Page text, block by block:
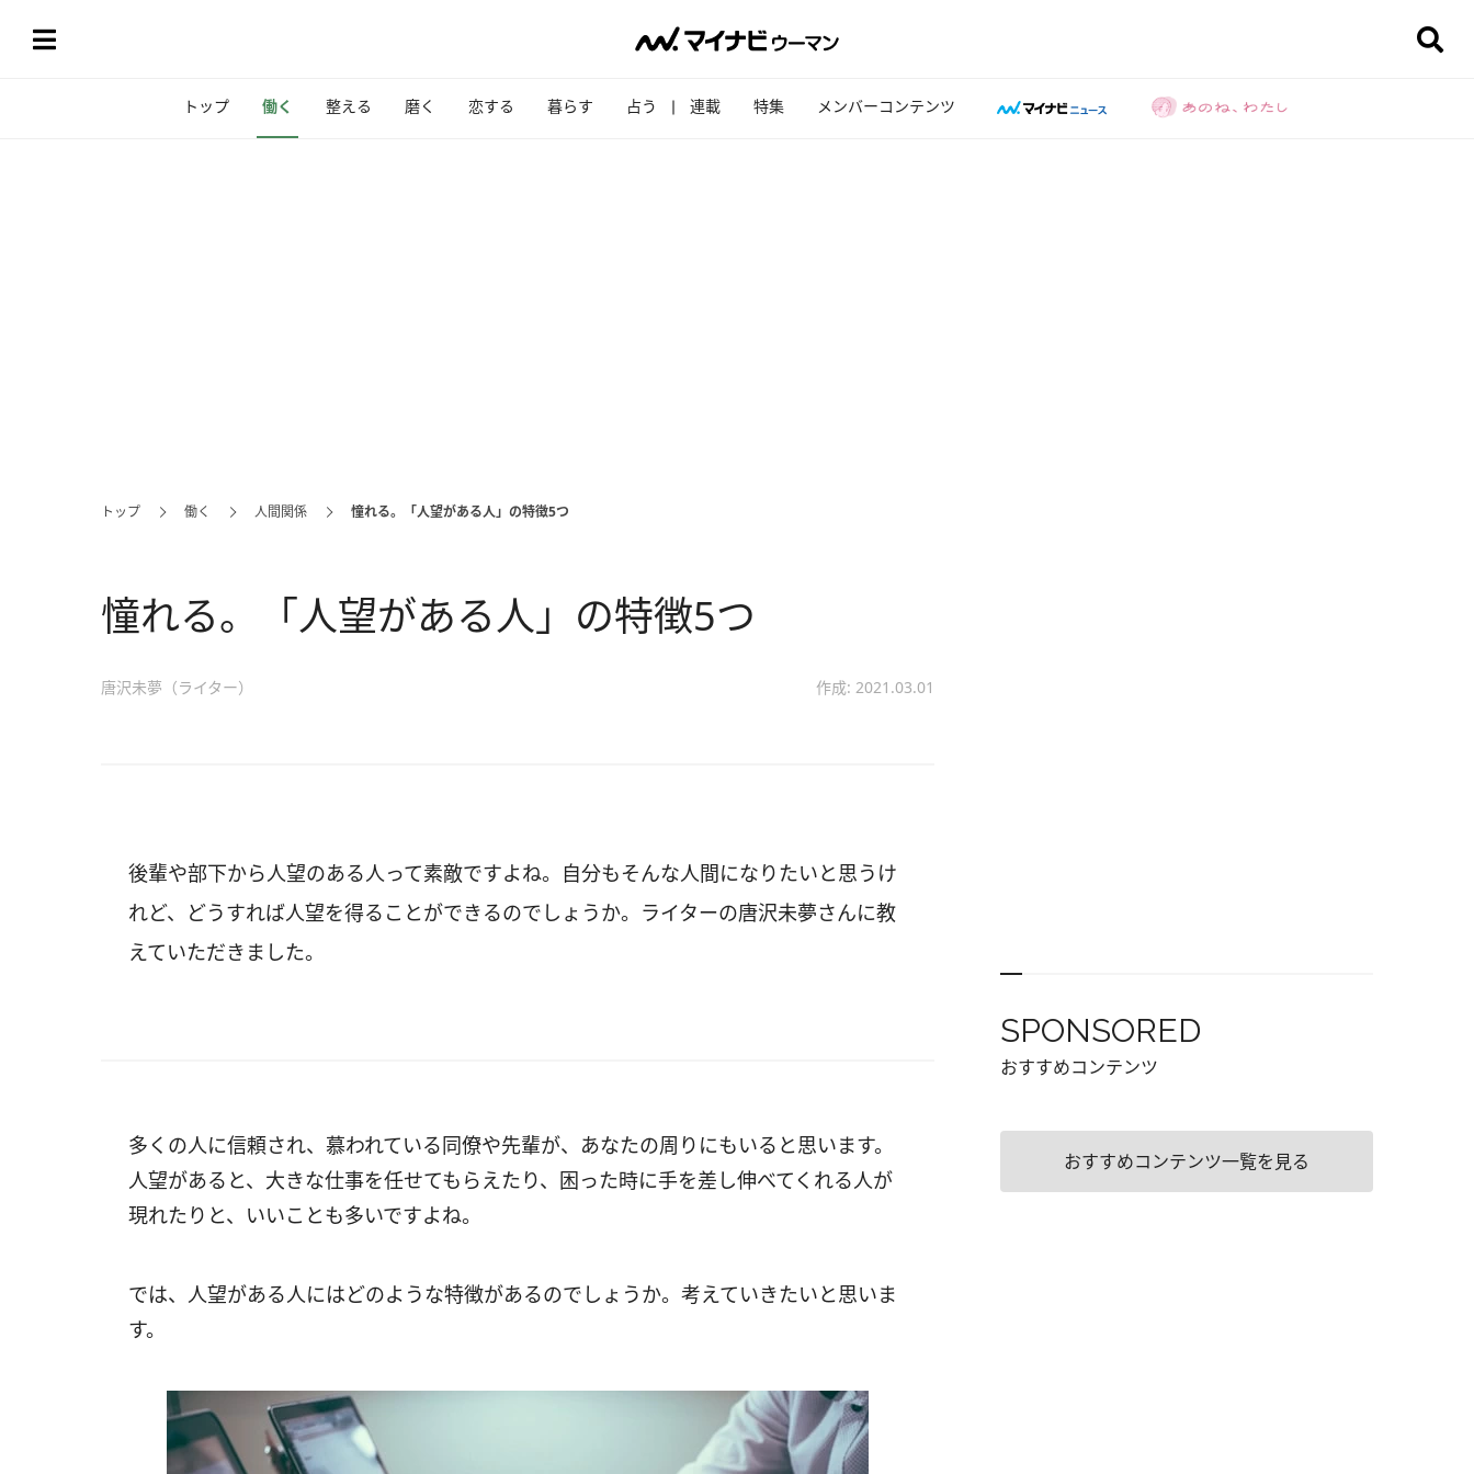
トップ 働く 整える 磨く 恋する 暮らす 占う 連載 特集 メンバーコンテンツ
トップ 働く 人間関係 憧れる。「人望がある人」の特徴5つ
憧れる。「人望がある人」の特徴5つ
唐沢未夢（ライター） 作成: 2021.03.01
後輩や部下から人望のある人って素敵ですよね。自分もそんな人間になりたいと思うけ
れど、どうすれば人望を得ることができるのでしょうか。ライターの唐沢未夢さんに教
えていただきました。
多くの人に信頼され、慕われている同僚や先輩が、あなたの周りにもいると思います。
人望があると、大きな仕事を任せてもらえたり、困った時に手を差し伸べてくれる人が
現れたりと、いいことも多いですよね。
では、人望がある人にはどのような特徴があるのでしょうか。考えていきたいと思いま
す。
SPONSORED
おすすめコンテンツ
おすすめコンテンツ一覧を見る